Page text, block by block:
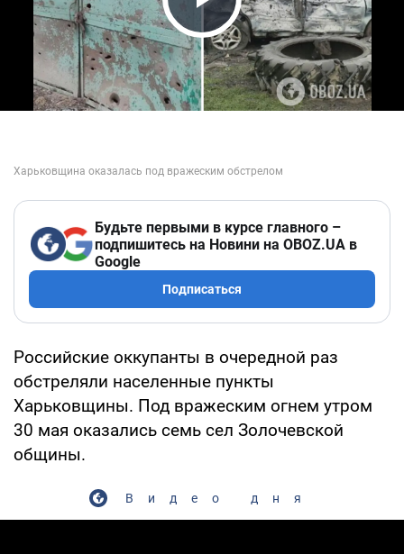
Play Video
Будьте первыми в курсе главного –
подпишитесь на Новини на OBOZ.UA в
Google
Подписаться
Российские оккупанты в очередной раз
обстреляли населенные пункты
Харьковщины. Под вражеским огнем утром
30 мая оказались семь сел Золочевской
общины.
Видео дня